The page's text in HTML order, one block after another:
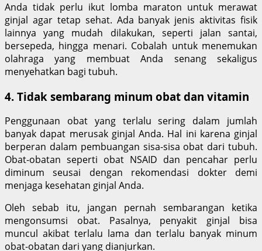
Anda tidak perlu ikut lomba maraton untuk merawat
ginjal agar tetap sehat. Ada banyak jenis aktivitas fisik
lainnya yang mudah dilakukan, seperti jalan santai,
bersepeda, hingga menari. Cobalah untuk menemukan
olahraga yang membuat Anda senang sekaligus
menyehatkan bagi tubuh.
4. Tidak sembarang minum obat dan vitamin
Penggunaan obat yang terlalu sering dalam jumlah
banyak dapat merusak ginjal Anda. Hal ini karena ginjal
berperan dalam pembuangan sisa-sisa obat dari tubuh.
Obat-obatan seperti obat NSAID dan pencahar perlu
diminum seusai dengan rekomendasi dokter demi
menjaga kesehatan ginjal Anda.
Oleh sebab itu, jangan pernah sembarangan ketika
mengonsumsi obat. Pasalnya, penyakit ginjal bisa
muncul akibat terlalu lama dan terlalu banyak minum
obat-obatan dari yang dianjurkan.